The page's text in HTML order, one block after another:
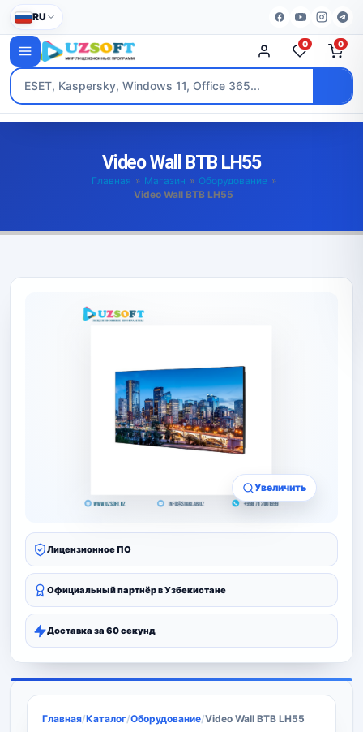
RU
0 0
Video Wall BTB LH55
Главная » Магазин » Оборудование »
Video Wall BTB LH55
Увеличить
Лицензионное ПО
Официальный партнёр в Узбекистане
Доставка за 60 секунд
Главная/Каталог/Оборудование/Video Wall BTB LH55